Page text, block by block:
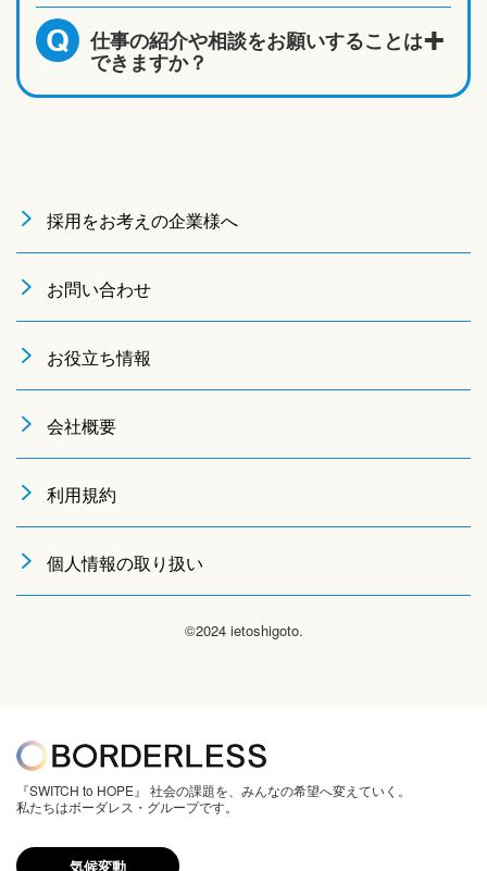
Q 仕事の紹介や相談をお願いすることは
できますか？
採用をお考えの企業様へ
お問い合わせ
お役立ち情報
会社概要
利用規約
個人情報の取り扱い
©2024 ietoshigoto.
『SWITCH to HOPE』 社会の課題を、みんなの希望へ変えていく。
私たちはボーダレス・グループです。
気候変動